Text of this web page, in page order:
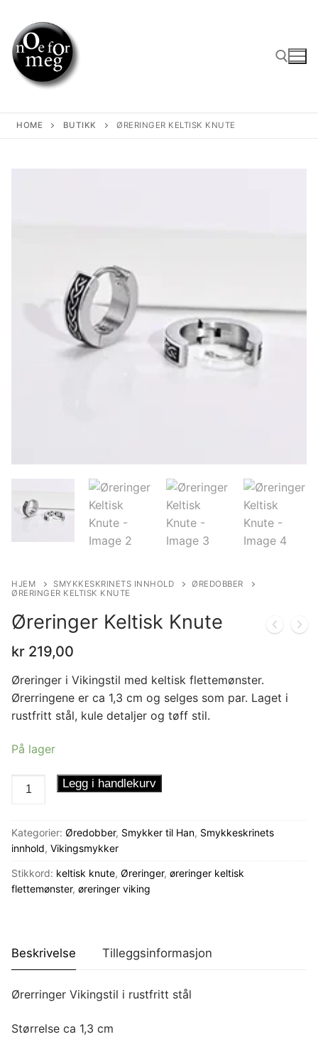
content
HOME BUTIKK ØRERINGER KELTISK KNUTE
HJEM SMYKKESKRINETS INNHOLD
ØREDOBBER
ØRERINGER KELTISK KNUTE
Øreringer Keltisk Knute
kr 219,00
Øreringer i Vikingstil med keltisk flettemønster.
Ørerringene er ca 1,3 cm og selges som par. Laget i
rustfritt stål, kule detaljer og tøff stil.
På lager
Øreringer
antall
Legg i handlekurv
Kategorier: Øredobber, Smykker til Han, Smykkeskrinets
innhold, Vikingsmykker
Stikkord: keltisk knute, Øreringer, øreringer keltisk
flettemønster, øreringer viking
Beskrivelse Tilleggsinformasjon
Ørerringer Vikingstil i rustfritt stål
Størrelse ca 1,3 cm